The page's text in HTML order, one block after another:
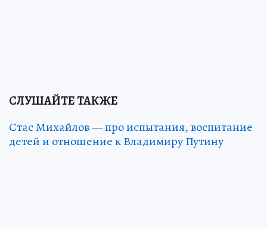
СЛУШАЙТЕ ТАКЖЕ
Стас Михайлов — про испытания, воспитание
детей и отношение к Владимиру Путину